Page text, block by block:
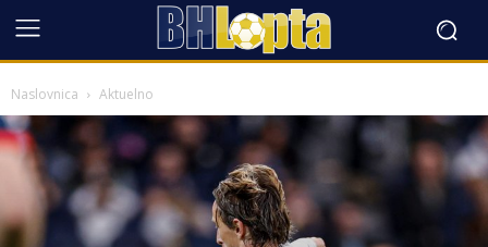
Naslovnica Aktuelno